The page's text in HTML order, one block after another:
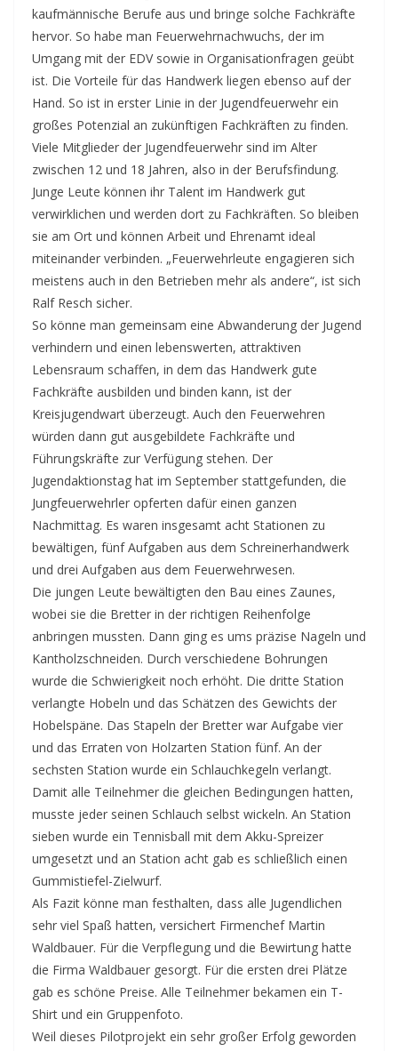
kaufmännische Berufe aus und bringe solche Fachkräfte
hervor. So habe man Feuerwehrnachwuchs, der im
Umgang mit der EDV sowie in Organisationfragen geübt
ist. Die Vorteile für das Handwerk liegen ebenso auf der
Hand. So ist in erster Linie in der Jugendfeuerwehr ein
großes Potenzial an zukünftigen Fachkräften zu finden.
Viele Mitglieder der Jugendfeuerwehr sind im Alter
zwischen 12 und 18 Jahren, also in der Berufsfindung.
Junge Leute können ihr Talent im Handwerk gut
verwirklichen und werden dort zu Fachkräften. So bleiben
sie am Ort und können Arbeit und Ehrenamt ideal
miteinander verbinden. „Feuerwehrleute engagieren sich
meistens auch in den Betrieben mehr als andere“, ist sich
Ralf Resch sicher.
So könne man gemeinsam eine Abwanderung der Jugend
verhindern und einen lebenswerten, attraktiven
Lebensraum schaffen, in dem das Handwerk gute
Fachkräfte ausbilden und binden kann, ist der
Kreisjugendwart überzeugt. Auch den Feuerwehren
würden dann gut ausgebildete Fachkräfte und
Führungskräfte zur Verfügung stehen. Der
Jugendaktionstag hat im September stattgefunden, die
Jungfeuerwehrler opferten dafür einen ganzen
Nachmittag. Es waren insgesamt acht Stationen zu
bewältigen, fünf Aufgaben aus dem Schreinerhandwerk
und drei Aufgaben aus dem Feuerwehrwesen.
Die jungen Leute bewältigten den Bau eines Zaunes,
wobei sie die Bretter in der richtigen Reihenfolge
anbringen mussten. Dann ging es ums präzise Nageln und
Kantholzschneiden. Durch verschiedene Bohrungen
wurde die Schwierigkeit noch erhöht. Die dritte Station
verlangte Hobeln und das Schätzen des Gewichts der
Hobelspäne. Das Stapeln der Bretter war Aufgabe vier
und das Erraten von Holzarten Station fünf. An der
sechsten Station wurde ein Schlauchkegeln verlangt.
Damit alle Teilnehmer die gleichen Bedingungen hatten,
musste jeder seinen Schlauch selbst wickeln. An Station
sieben wurde ein Tennisball mit dem Akku-Spreizer
umgesetzt und an Station acht gab es schließlich einen
Gummistiefel-Zielwurf.
Als Fazit könne man festhalten, dass alle Jugendlichen
sehr viel Spaß hatten, versichert Firmenchef Martin
Waldbauer. Für die Verpflegung und die Bewirtung hatte
die Firma Waldbauer gesorgt. Für die ersten drei Plätze
gab es schöne Preise. Alle Teilnehmer bekamen ein T-
Shirt und ein Gruppenfoto.
Weil dieses Pilotprojekt ein sehr großer Erfolg geworden